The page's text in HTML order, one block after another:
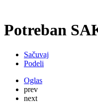
Potreban
Sačuvaj
Podeli
Oglas
prev
next